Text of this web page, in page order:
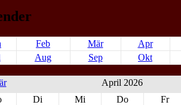
Feb Mär Apr
Aug Sep Okt
April 2026
Di Mi Do Fr